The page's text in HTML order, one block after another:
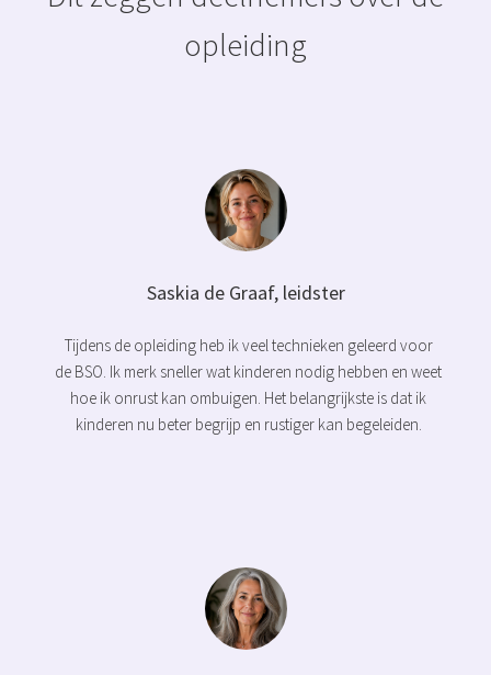
opleiding
Saskia de Graaf, leidster
Tijdens de opleiding heb ik veel technieken geleerd voor
de BSO. Ik merk sneller wat kinderen nodig hebben en weet
hoe ik onrust kan ombuigen. Het belangrijkste is dat ik
kinderen nu beter begrijp en rustiger kan begeleiden.